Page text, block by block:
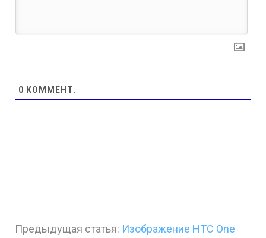
0 КОММЕНТ.
Предыдущая статья: Изображение HTC One